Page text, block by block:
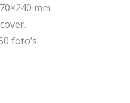
mm
foto’s